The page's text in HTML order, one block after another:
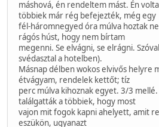
máshová, én rendeltem mást. Én
többiek már rég befejezték, még egy
fél-háromnegyed óra múlva hoztak
rágós húst, hogy nem bírtam
megenni. Se elvágni, se elrágni.
svédasztal a hotelben).
Másnap délben wokos elvivős helyre
étvágyam, rendelek kettőt; tíz
perc múlva kihoznak egyet. 3/3
találgatták a többiek, hogy most
vajon mit fogok kapni ahelyett, amit
eszükön, ugyanazt